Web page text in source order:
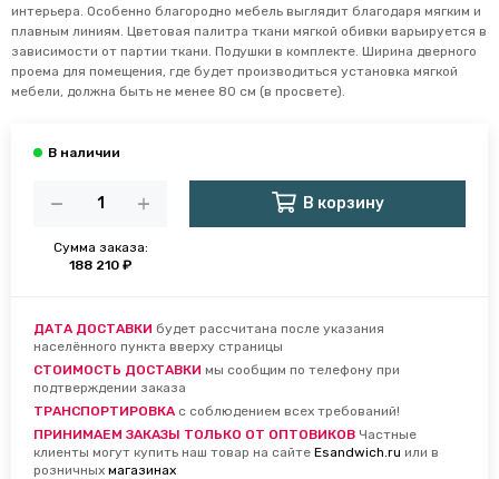
интерьера. Особенно благородно мебель выглядит благодаря мягким и
плавным линиям. Цветовая палитра ткани мягкой обивки варьируется в
зависимости от партии ткани. Подушки в комплекте. Ширина дверного
проема для помещения, где будет производиться установка мягкой
мебели, должна быть не менее 80 см (в просвете).
Сумма заказа:
188 210 ₽
В корзину
ДАТА ДОСТАВКИ будет рассчитана после указания
населённого пункта вверху страницы
СТОИМОСТЬ ДОСТАВКИ мы сообщим по телефону при
подтверждении заказа
ТРАНСПОРТИРОВКА с соблюдением всех требований!
ПРИНИМАЕМ ЗАКАЗЫ ТОЛЬКО ОТ ОПТОВИКОВ Частные
клиенты могут купить наш товар на сайте Esandwich.ru или в
розничных магазинах